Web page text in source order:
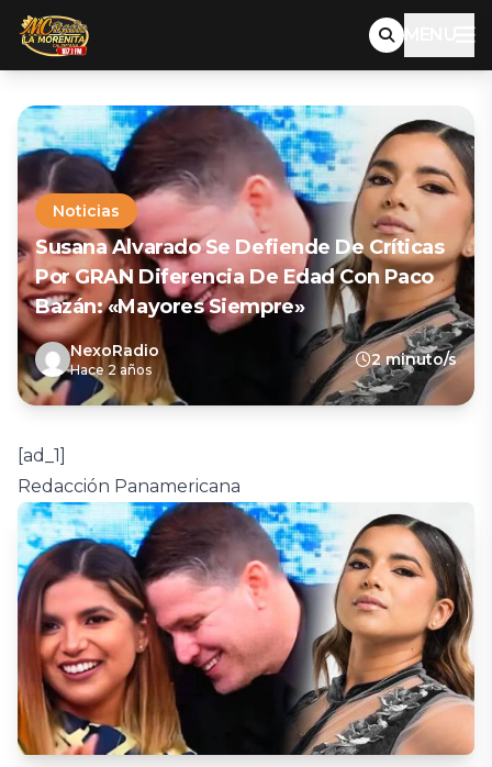
MENU
Noticias
Susana Alvarado Se Defiende De Críticas
Por GRAN Diferencia De Edad Con Paco
Bazán: «Mayores Siempre»
NexoRadio
Hace 2 años
2 minuto/s
[ad_1]
Redacción Panamericana